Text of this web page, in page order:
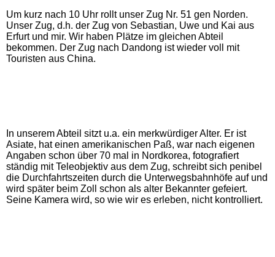
Um kurz nach 10 Uhr rollt unser Zug Nr. 51 gen Norden.
Unser Zug, d.h. der Zug von Sebastian, Uwe und Kai aus
Erfurt und mir. Wir haben Plätze im gleichen Abteil
bekommen. Der Zug nach Dandong ist wieder voll mit
Touristen aus China.
In unserem Abteil sitzt u.a. ein merkwürdiger Alter. Er ist
Asiate, hat einen amerikanischen Paß, war nach eigenen
Angaben schon über 70 mal in Nordkorea, fotografiert
ständig mit Teleobjektiv aus dem Zug, schreibt sich penibel
die Durchfahrtszeiten durch die Unterwegsbahnhöfe auf und
wird später beim Zoll schon als alter Bekannter gefeiert.
Seine Kamera wird, so wie wir es erleben, nicht kontrolliert.